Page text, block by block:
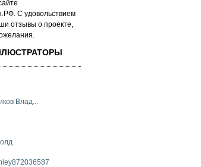
С удо­воль­стви­ем
от­зы­вы о про­ек­те,
Влад...